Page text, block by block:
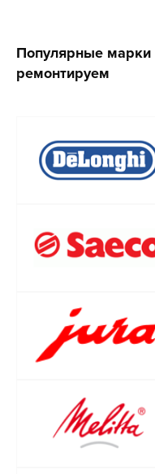
Популярные
ремонтируем